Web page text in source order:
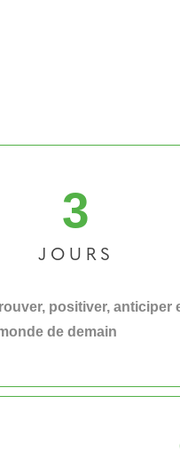
JOURS
3
positiver, anticiper
de demain